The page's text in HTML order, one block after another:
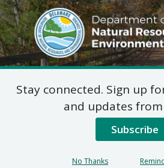
DNREC Menu
Título 7 del
Administrativo
Delaware
Stay connected. Sign up
and updates from
Subscribe
No Thanks